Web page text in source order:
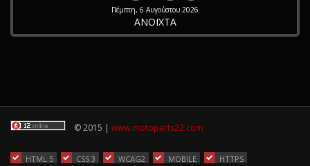
Πέμπτη, 6 Αυγούστου 2026
ΑΝΟΙΧΤΑ
© 2015 | www.motoparts22.com
HTML 5 CSS 3 WCAG2 MOBILE HTTPS